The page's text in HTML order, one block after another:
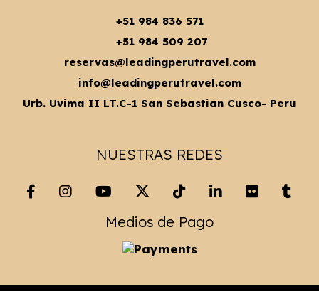
+51 984 836 571
+51 984 509 207
reservas@leadingperutravel.com
info@leadingperutravel.com
Urb. Uvima II LT.C-1 San Sebastian Cusco- Peru
NUESTRAS REDES
Medios de Pago